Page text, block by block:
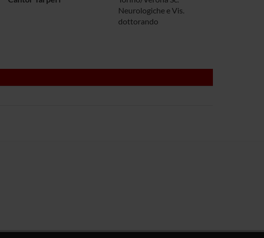
Neurologiche e Vis.
dottorando